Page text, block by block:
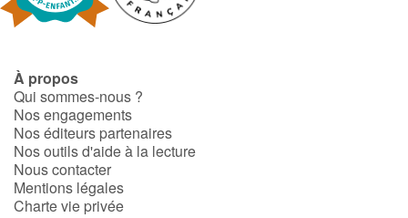
À propos
Qui sommes-nous ?
Nos engagements
Nos éditeurs partenaires
Nos outils d'aide à la lecture
Nous contacter
Mentions légales
Charte vie privée